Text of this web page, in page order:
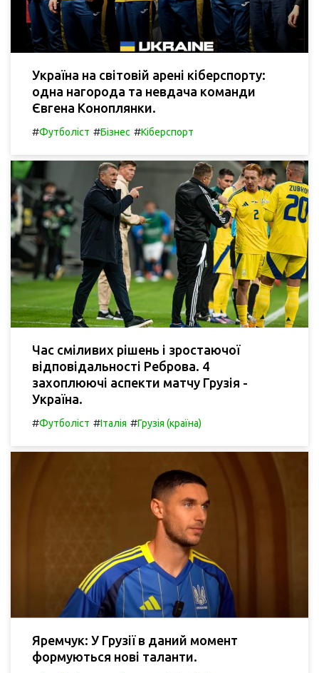
Україна на світовій арені кіберспорту:
одна нагорода та невдача команди
Євгена Коноплянки.
#Футболіст #Бізнес #Кіберспорт
Час сміливих рішень і зростаючої
відповідальності Реброва. 4
захоплюючі аспекти матчу Грузія -
Україна.
#Футболіст #Італія #Грузія (країна)
Яремчук: У Грузії в даний момент
формуються нові таланти.